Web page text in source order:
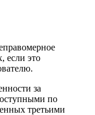
если это
за
по
третьими